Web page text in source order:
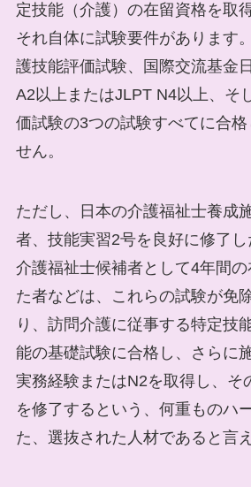
定技能（介護）の在留資格を取
それ自体に試験要件があります
護技能評価試験、国際交流基金
A2以上またはJLPT N4以上、そ
価試験の3つの試験すべてに合格
せん。
ただし、日本の介護福祉士養成
者、技能実習2号を良好に修了
介護福祉士候補者として4年間
た者などは、これらの試験が免
り、訪問介護に従事する特定技
能の基礎試験に合格し、さらに
実務経験またはN2を取得し、そ
を修了するという、何重ものハ
た、選抜された人材であると言